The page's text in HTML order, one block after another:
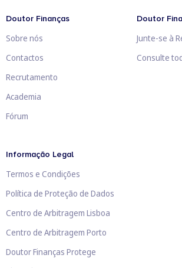
Doutor Finanças
Sobre nós
Contactos
Recrutamento
Academia
Fórum
Doutor
Junte-se à
Consulte
Informação Legal
Termos e Condições
Política de Proteção de Dados
Centro de Arbitragem Lisboa
Centro de Arbitragem Porto
Doutor Finanças Protege